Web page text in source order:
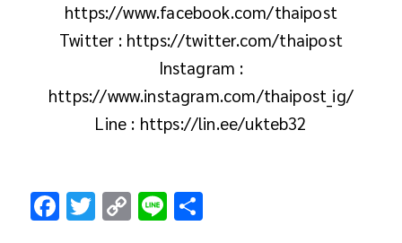
https://www.facebook.com/thaipost
Twitter : https://twitter.com/thaipost
Instagram :
https://www.instagram.com/thaipost_ig/
Line : https://lin.ee/ukteb32
F T C Li